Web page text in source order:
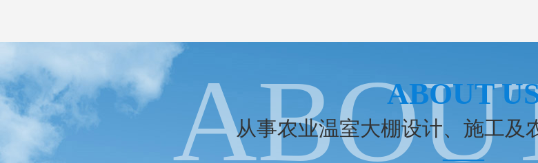
ABOUT
从事农业温室大棚设计、施工及
——